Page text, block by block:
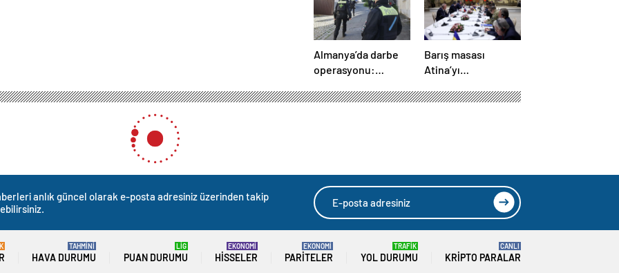
Almanya’da darbe
operasyonu:
gerçekleşti
Barış masası
Atina’yı
Başkan Erdoğan’ın
anlık güncel olarak e-posta adresiniz üzerinden takip
HAVA DURUMU
TAHMİNİ
PUAN DURUMU
LİG
HISSELER
EKONOMİ
PARITELER
EKONOMİ
YOL DURUMU
TRAFİK
KRIPTO PARALAR
CANLI